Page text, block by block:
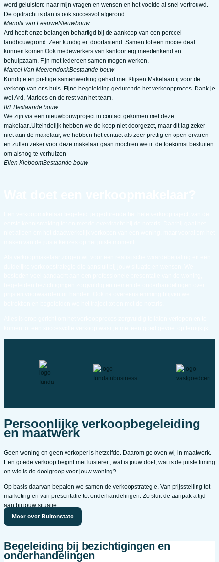
werd geluisterd naar mijn vragen en wensen en het voelde al snel vertrouwd.
De opdracht is dan is ook succesvol afgerond.
Manola van LeeuweNieuwbouw
Ard heeft onze belangen behartigd bij de aankoop van een perceel
landbouwgrond. Zeer kundig en doortastend. Samen tot een mooie deal
kunnen komen.Ook medewerkers van kantoor erg meedenkend en
behulpzaam. Fijn met iedereen samen mogen werken.
Marcel Van MeerendonkBestaande bouw
Kundige en prettige samenwerking gehad met Klijsen Makelaardij voor de
verkoop van ons huis. Fijne begeleiding gedurende het verkoopproces. Dank je
wel Ard, Marloes en de rest van het team.
IVEBestaande bouw
We zijn via een nieuwbouwproject in contact gekomen met deze
makelaar..Uiteindelijk hebben we de koop niet doorgezet, maar dit lag zeker
niet aan de makelaar, we hebben het contact als zeer prettig en open ervaren
en zullen zeker voor deze makelaar gaan mochten we in de toekomst besluiten
om alsnog te verhuizen
Ellen KieboomBestaande bouw
Persoonlijke verkoopbegeleiding
en maatwerk
Geen woning en geen verkoper is hetzelfde. Daarom geloven wij in maatwerk.
Een goede verkoop begint met luisteren, wat is jouw doel, wat is de juiste timing
en wie is de doelgroep voor jouw woning?
Op basis daarvan bepalen we samen de verkoopstrategie. Van prijsstelling tot
marketing en van presentatie tot onderhandelingen. Zo sluit de aanpak altijd
aan bij jouw situatie.
Meer over Buitenstate
Begeleiding bij bezichtigingen en
onderhandelingen